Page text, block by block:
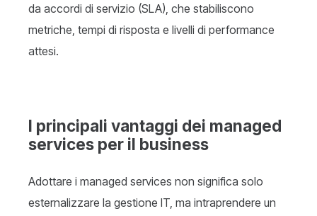
da accordi di servizio (SLA), che stabiliscono
metriche, tempi di risposta e livelli di performance
attesi.
I principali vantaggi dei managed
services per il business
Adottare i managed services non significa solo
esternalizzare la gestione IT, ma intraprendere un